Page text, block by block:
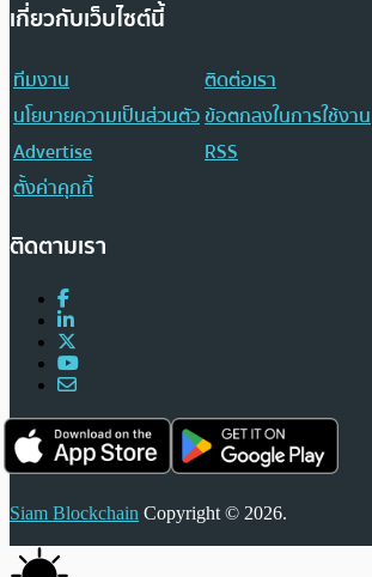
เกี่ยวกับเว็บไซต์นี้
ทีมงาน
ติดต่อเรา
นโยบายความเป็นส่วนตัวข้อตกลงในการใช้งาน
Advertise
RSS
ตั้งค่าคุกกี้
ติดตามเรา
Siam Blockchain Copyright © 2026.